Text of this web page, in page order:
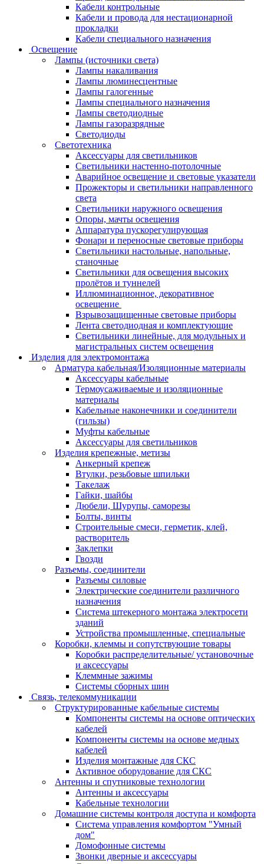
Кабели контрольные
Кабели и провода для нестационарной
прокладки
Кабели специального назначения
Освещение
Лампы (источники света)
Лампы накаливания
Лампы люминесцентные
Лампы галогенные
Лампы специального назначения
Лампы светодиодные
Лампы газоразрядные
Светодиоды
Светотехника
Аксессуары для светильников
Светильники настенно-потолочные
Аварийное освещение и световые указатели
Прожекторы и светильники направленного
света
Светильники наружного освещения
Опоры, мачты освещения
Аппаратура пускорегулирующая
Фонари и переносные световые приборы
Светильники настольные, напольные,
станочные
Светильники для освещения высоких
пролётов и туннелей
Иллюминационное, декоративное
освещение
Взрывозащищенные световые приборы
Лента светодиодная и комплектующие
Светильники линейные, для модульных и
магистральных систем освещения
Изделия для электромонтажа
Арматура кабельная/Изоляционные материалы
Аксессуары кабельные
Термоусаживаемые и изоляционные
материалы
Кабельные наконечники и соединители
(гильзы)
Муфты кабельные
Аксессуары для светильников
Изделия крепежные, метизы
Анкерный крепеж
Втулки, резьбовые шпильки
Такелаж
Гайки, шайбы
Дюбели, Шурупы, саморезы
Болты, винты
Строительные смеси, герметик, клей,
растворитель
Заклепки
Гвозди
Разъемы, соединители
Разъемы силовые
Электрические соединители различного
назначения
Система штекерного монтажа электросети
зданий
Устройства промышленные, специальные
Коробки, клеммы и сопутствующие товары
Коробки распределительные/ установочные
и аксессуары
Клеммные зажимы
Системы сборных шин
Связь, телекоммуникации
Структурированные кабельные системы
Компоненты системы на основе оптических
кабелей
Компоненты системы на основе медных
кабелей
Изделия монтажные для СКС
Активное оборудование для СКС
Антенны и спутниковые технологии
Антенны и аксессуары
Кабельные технологии
Домашние системы контроля доступа и комфорта
Система управления комфортом "Умный
дом"
Домофонные системы
Звонки дверные и аксессуары